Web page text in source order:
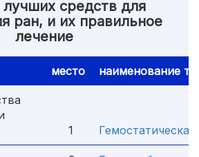
лучших средств для
ран, и их правильное
лечение
место наименование
1 Гемостатическая